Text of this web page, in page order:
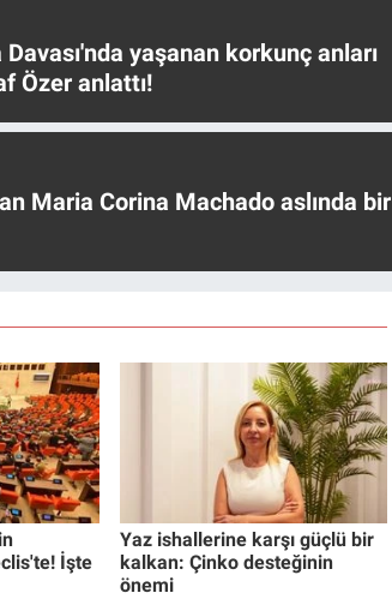
yaşanan korkunç anları
Özer anlattı!
Maria Corina Machado aslında bir
İşte
Yaz ishallerine karşı güçlü bir
kalkan: Çinko desteğinin
önemi